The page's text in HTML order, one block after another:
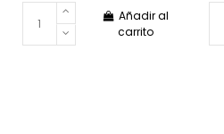
Añadir al
carrito